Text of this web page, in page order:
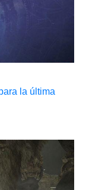
la última